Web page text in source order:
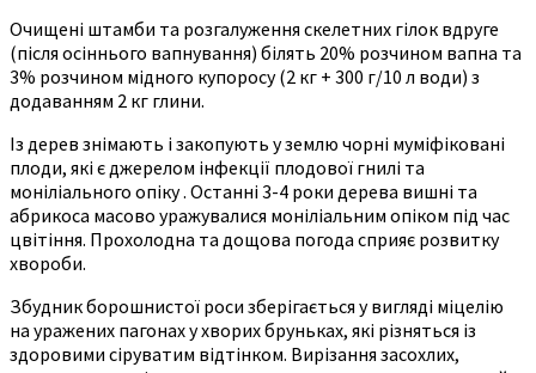
Очищені штамби та розгалуження скелетних гілок вдруге
(після осіннього вапнування) білять 20% розчином вапна та
3% розчином мідного купоросу (2 кг + 300 г/10 л води) з
додаванням 2 кг глини.
Із дерев знімають і закопують у землю чорні муміфіковані
плоди, які є джерелом інфекції плодової гнилі та
моніліального опіку . Останні 3-4 роки дерева вишні та
абрикоса масово уражувалися моніліальним опіком під час
цвітіння. Прохолодна та дощова погода сприяє розвитку
хвороби.
Збудник борошнистої роси зберігається у вигляді міцелію
на уражених пагонах у хворих бруньках, які різняться із
здоровими сіруватим відтінком. Вирізання засохлих,